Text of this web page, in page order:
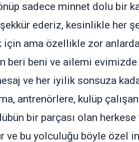
sadece minnet dolu bir
ederiz, kesinlikle her
için ama özellikle zor
beri beni ve ailemi
ve her iyilik sonsuza
antrenörlere, kulüp
bir parçası olan
ve bu yolculuğu böyle özel